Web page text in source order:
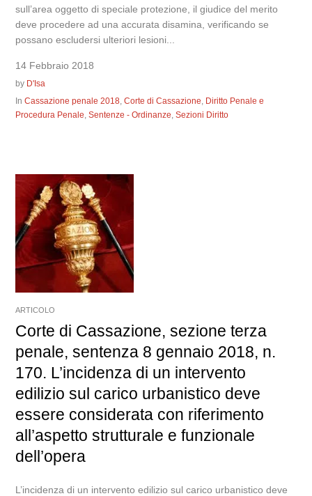
sull’area oggetto di speciale protezione, il giudice del merito
deve procedere ad una accurata disamina, verificando se
possano escludersi ulteriori lesioni...
14 Febbraio 2018
by D'Isa
InCassazione penale 2018 ,Corte di Cassazione Diritto Penale e
Procedura Penale ,Sentenze - Ordinanze ,Sezioni Diritto
ARTICOLO
Corte di Cassazione, sezione terza
penale, sentenza 8 gennaio 2018, n.
170. L’incidenza di un intervento
edilizio sul carico urbanistico deve
essere considerata con riferimento
all’aspetto strutturale e funzionale
dell’opera
L’incidenza di un intervento edilizio sul carico urbanistico deve